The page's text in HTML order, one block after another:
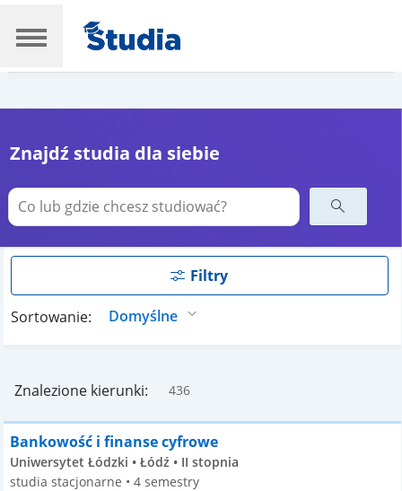
Znajdź studia dla siebie
Filtry
Sortowanie:
Znalezione kierunki: 436
Bankowość i finanse cyfrowe
Uniwersytet Łódzki • Łódź • II stopnia
studia stacjonarne • 4 semestry